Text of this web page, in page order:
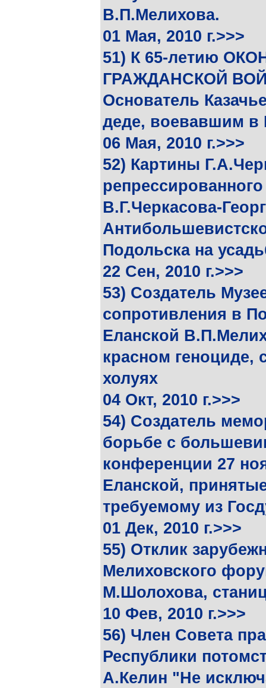
В.П.Мелихова.
01 Мая, 2010 г.>>>
51) К 65-летию
ГРАЖДАНСКОЙ
Основатель
деде, воевавшим в
06 Мая, 2010 г.>>>
52) Картины
В.Г.Черкасова-
Подольска на
22 Сен, 2010 г.>>>
53) Создатель
сопротивления в
Еланской
красном геноциде,
холуях
04 Окт, 2010 г.>>>
54) Создатель
борьбе с
конференции 27
Еланской,
требуемому из
01 Дек, 2010 г.>>>
55) Отклик
Мелиховского
М.Шолохова,
10 Фев, 2010 г.>>>
56) Член Совета
Республики
А.Келин "Не